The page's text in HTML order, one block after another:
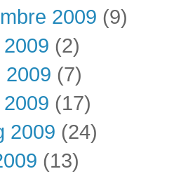
2009 (9)
2009 (2)
2009 (7)
(17)
2009 (24)
(13)